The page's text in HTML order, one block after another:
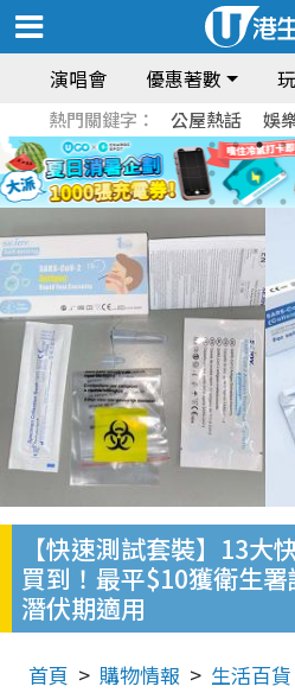
演唱會 優惠著數
熱門關鍵字： 公屋熱話 娛
【快速測試套裝】13大
買到！最平$10獲衛生
潛伏期適用
首頁 購物情報 生活百貨